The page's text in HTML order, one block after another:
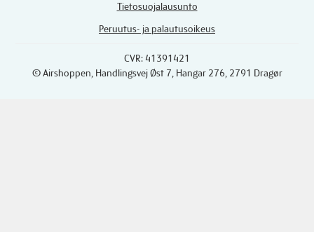
Tietosuojalausunto
Peruutus- ja palautusoikeus
CVR: 41391421
© Airshoppen , Handlingsvej Øst 7, Hangar 276, 2791 Dragør